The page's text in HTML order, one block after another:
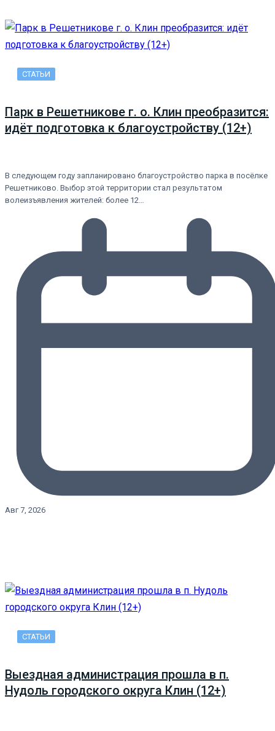
СТАТЬИ
Парк в Решетникове г. о. Клин преобразится:
идёт подготовка к благоустройству (12+)
В следующем году запланировано благоустройство парка в посёлке
Решетниково. Выбор этой территории стал результатом
волеизъявления жителей: более 12…
Авг 7, 2026
СТАТЬИ
Выездная администрация прошла в п.
Нудоль городского округа Клин (12+)